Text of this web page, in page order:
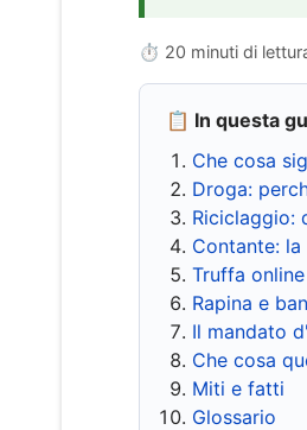
⏱ 20 minuti di
📋 In questa
Che cosa
Droga:
Riciclaggio:
Contante:
Truffa
Rapina e
Il mandato
Che cosa
Miti e fatti
Glossario